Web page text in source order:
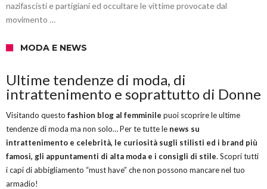
nazifascisti e partigiani ed occultare le vittime provocate dal
movimento …
MODA E NEWS
Ultime tendenze di moda, di
intrattenimento e soprattutto di Donne
Visitando questo fashion blog al femminile puoi scoprire le ultime
tendenze di moda ma non solo… Per te tutte le news su
intrattenimento e celebrità, le curiosità sugli stilisti ed i brand più
famosi, gli appuntamenti di alta moda e i consigli di stile. Scopri tutti
i capi di abbigliamento “must have” che non possono mancare nel tuo
armadio!